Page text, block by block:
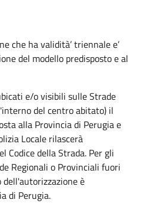
che ha validità’ triennale e’
del modello predisposto e al
e/o visibili sulle Strade
del centro abitato) il
alla Provincia di Perugia e
Locale rilascerà
Codice della Strada. Per gli
Regionali o Provinciali fuori
è
di Perugia.